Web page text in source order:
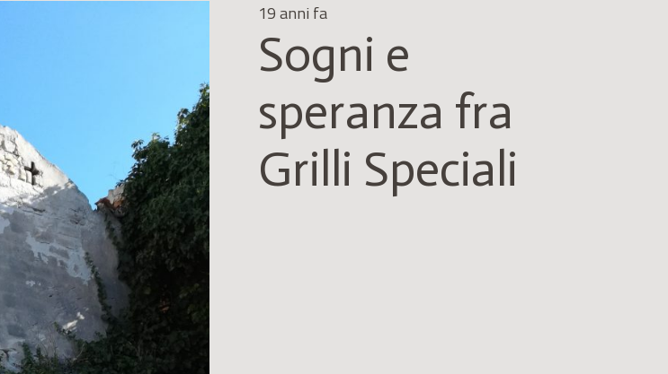
19 anni fa
Sogni e
speranza fra
Grilli Speciali